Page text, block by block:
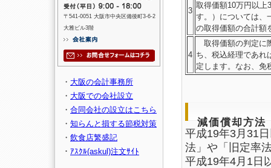
〒541-0051 大阪市中央区備後町3-6-2
大雅ビル3階
・ 大阪の会計事務所
・ 大阪での会社設立
・ 合同会社の設立はこちら
・ 知らんと損する節税対策
・ 飲食店繁盛記
・ ｱｽｸﾙ(askul)注文ｻｲﾄ
3
取得価額10万円以上
す。）については、
の取得価額の合計額
4
取得価額の判定に
ち、税込経理であれ
定します。なお、免
減価償却方法
平成19年3月31
法」や「旧定率
平成19年4月1日